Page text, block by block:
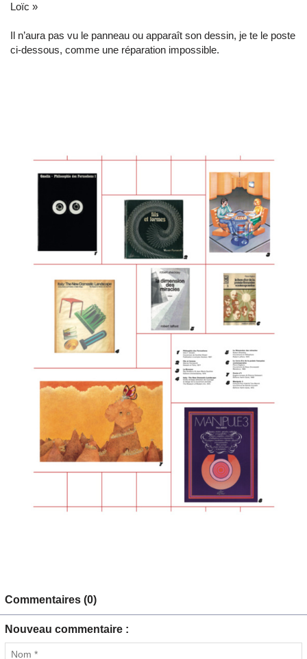
Loïc »
Il n’aura pas vu le panneau ou apparaît son dessin, je te le poste
ci-dessous, comme une réparation impossible.
Commentaires (0)
Nouveau commentaire :